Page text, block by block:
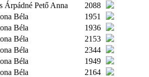
Árpádné Pető Anna
2088
Béla
1951
Béla
1936
Béla
2153
Béla
2344
Béla
1949
Béla
2164